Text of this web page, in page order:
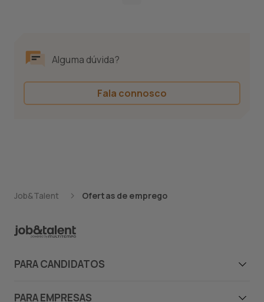
Alguma dúvida?
Fala connosco
Job&Talent Ofertas de emprego
PARA CANDIDATOS
PARA EMPRESAS